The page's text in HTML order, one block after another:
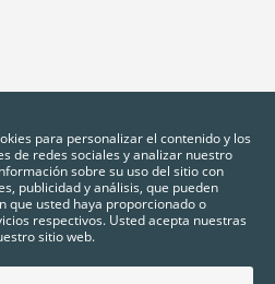
para personalizar el contenido y los
de redes sociales y analizar nuestro
sobre su uso del sitio con
publicidad y análisis, que pueden
que usted haya proporcionado o
respectivos. Usted acepta nuestras
sitio web.